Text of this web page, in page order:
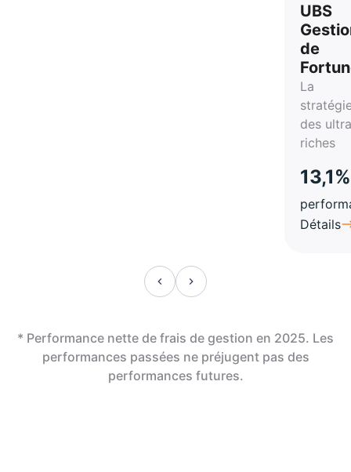
UBS
de
La
des
riches
13,1%
Détails
* Performance nette de frais de gestion en 2025. Les
performances passées ne préjugent pas des
performances futures.